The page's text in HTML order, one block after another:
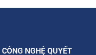
NGHỆ QUYẾT